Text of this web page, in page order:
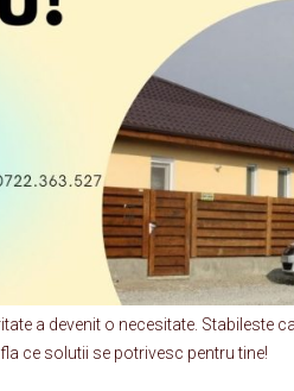
a devenit o necesitate. Stabileste
ce solutii se potrivesc pentru tine!